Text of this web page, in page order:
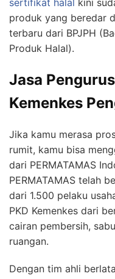
sertifikat halal kini
produk yang beredar
terbaru dari BPJPH
Produk Halal).
Jasa
Kemenkes
Jika kamu merasa
rumit, kamu bisa
dari PERMATAMAS
PERMATAMAS telah
dari 1.500 pelaku
PKD Kemenkes dari
cairan pembersih,
ruangan.
Dengan tim ahli